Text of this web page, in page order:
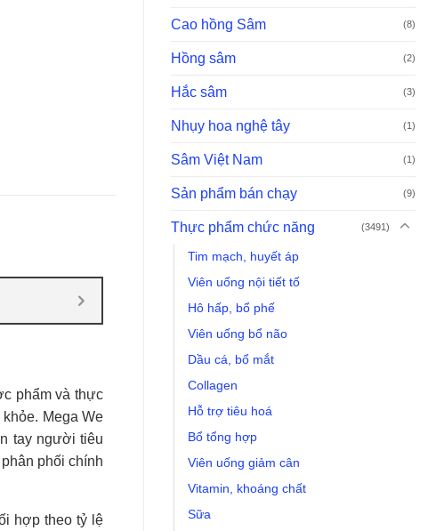
Cao hồng Sâm (8)
Hồng sâm (2)
Hắc sâm (3)
Nhụy hoa nghệ tây (1)
Sâm Việt Nam (1)
Sản phẩm bán chạy (9)
Thực phẩm chức năng (3491)
Tim mạch, huyết áp
Viên uống nội tiết tố
Hô hấp, bổ phế
Viên uống bổ não
Dầu cá, bổ mắt
Collagen
Hỗ trợ tiêu hoá
Bổ tổng hợp
Viên uống giảm cân
Vitamin, khoáng chất
Sữa
phẩm và thực
Mega We
tay người tiêu
phối chính
hợp theo tỷ lệ